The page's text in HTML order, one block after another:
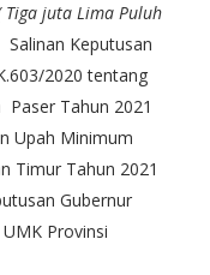
juta Lima Puluh
Keputusan
2020 tentang
Tahun 2021
Upah Minimum
Timur Tahun 2021
Gubernur
Provinsi